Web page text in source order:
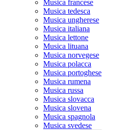
Musica francese
Musica tedesca
Musica ungherese
Musica italiana
Musica lettone
Musica lituana
Musica norvegese
Musica polacca
Musica portoghese
Musica rumena
Musica russa
Musica slovacca
Musica slovena
Musica spagnola
Musica svedese